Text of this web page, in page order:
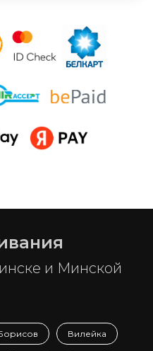
и Минской
Вилейка